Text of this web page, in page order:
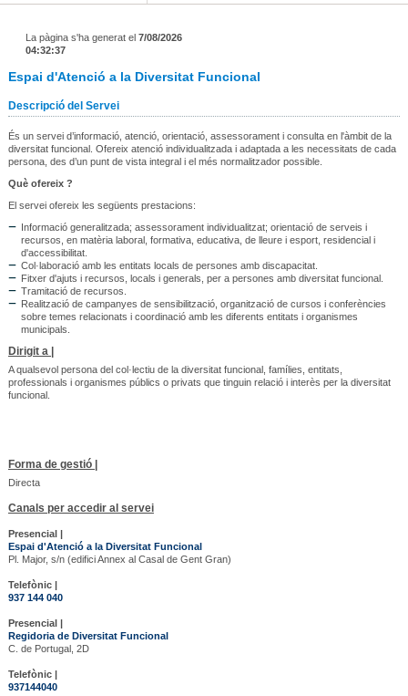
La pàgina s'ha generat el 7/08/2026
04:32:37
Espai d'Atenció a la Diversitat Funcional
Descripció del Servei
És un servei d’informació, atenció, orientació, assessorament i consulta en l'àmbit de la
diversitat funcional. Ofereix atenció individualitzada i adaptada a les necessitats de cada
persona, des d’un punt de vista integral i el més normalitzador possible.
Què ofereix ?
El servei ofereix les següents prestacions:
Informació generalitzada; assessorament individualitzat; orientació de serveis i
recursos, en matèria laboral, formativa, educativa, de lleure i esport, residencial i
d'accessibilitat.
Col·laboració amb les entitats locals de persones amb discapacitat.
Fitxer d'ajuts i recursos, locals i generals, per a persones amb diversitat funcional.
Tramitació de recursos.
Realització de campanyes de sensibilització, organització de cursos i conferències
sobre temes relacionats i coordinació amb les diferents entitats i organismes
municipals.
Dirigit a |
A qualsevol persona del col·lectiu de la diversitat funcional, famílies, entitats,
professionals i organismes públics o privats que tinguin relació i interès per la diversitat
funcional.
Forma de gestió |
Directa
Canals per accedir al servei
Presencial |
Espai d'Atenció a la Diversitat Funcional
Pl. Major, s/n (edifici Annex al Casal de Gent Gran)
Telefònic |
937 144 040
Presencial |
Regidoria de Diversitat Funcional
C. de Portugal, 2D
Telefònic |
937144040